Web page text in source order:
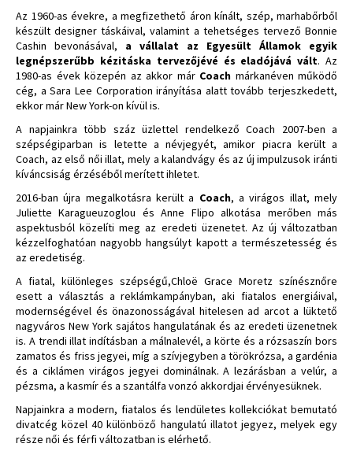
Az 1960-as évekre, a megfizethető áron kínált, szép, marhabőrből
készült designer táskáival, valamint a tehetséges tervező Bonnie
Cashin bevonásával, a vállalat az Egyesült Államok egyik
legnépszerűbb kézitáska tervezőjévé és eladójává vált. Az
1980-as évek közepén az akkor már Coach márkanéven működő
cég, a Sara Lee Corporation irányítása alatt tovább terjeszkedett,
ekkor már New York-on kívül is.
A napjainkra több száz üzlettel rendelkező Coach 2007-ben a
szépségiparban is letette a névjegyét, amikor piacra került a
Coach, az első női illat, mely a kalandvágy és az új impulzusok iránti
kíváncsiság érzéséből merített ihletet.
2016-ban újra megalkotásra került a Coach, a virágos illat, mely
Juliette Karagueuzoglou és Anne Flipo alkotása merőben más
aspektusból közelíti meg az eredeti üzenetet. Az új változatban
kézzelfoghatóan nagyobb hangsúlyt kapott a természetesség és
az eredetiség.
A fiatal, különleges szépségű,Chloë Grace Moretz színésznőre
esett a választás a reklámkampányban, aki fiatalos energiáival,
modernségével és önazonosságával hitelesen ad arcot a lüktető
nagyváros New York sajátos hangulatának és az eredeti üzenetnek
is. A trendi illat indításban a málnalevél, a körte és a rózsaszín bors
zamatos és friss jegyei, míg a szívjegyben a török​​rózsa, a gardénia
és a ciklámen virágos jegyei dominálnak. A lezárásban a velúr, a
pézsma, a kasmír és a szantálfa vonzó akkordjai érvényesüknek.
Napjainkra a modern, fiatalos és lendületes kollekciókat bemutató
divatcég közel 40 különböző hangulatú illatot jegyez, melyek egy
része női és férfi változatban is elérhető.